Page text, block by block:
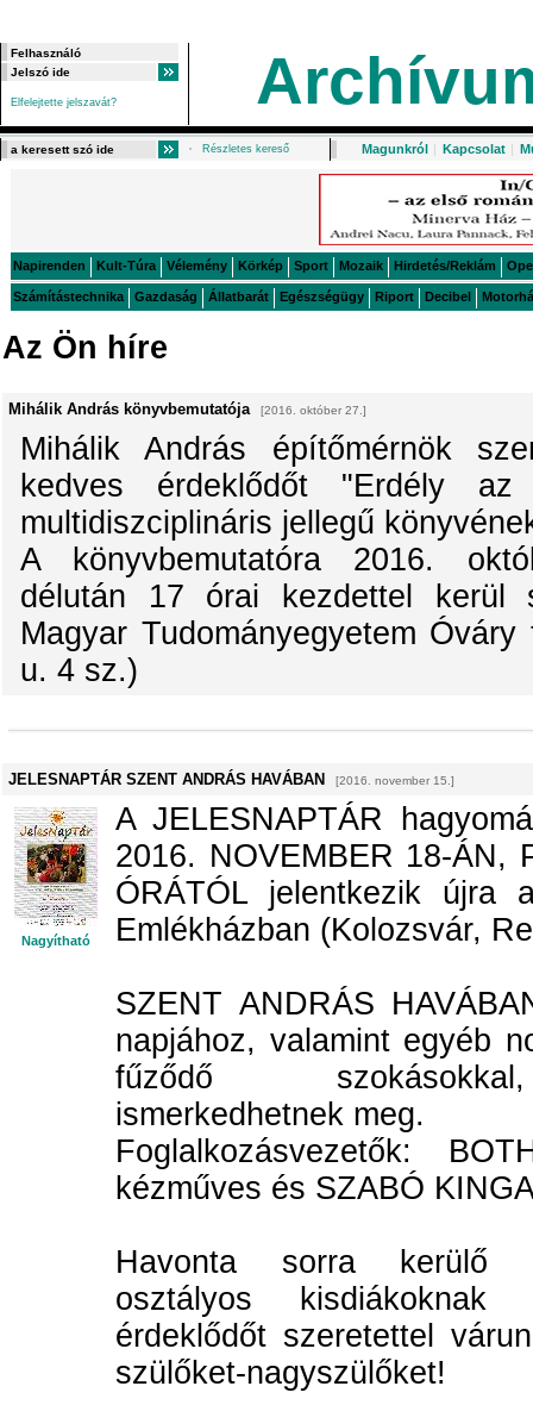
Elfelejtette jelszavát?
Részletes kereső Magunkról | Kapcsolat |
Napirenden Kult-Túra Vélemény Körkép Sport Mozaik Hirdetés/Reklám
Számítástechnika Gazdaság Állatbarát Egészségügy Riport Decibel
Az Ön híre
Mihálik András könyvbemutatója [2016. október 27.]
Mihálik András építőmérnök
kedves érdeklődőt "Erdély
multidiszciplináris jellegű
A könyvbemutatóra 2016.
délután 17 órai kezdettel kerül
Magyar Tudományegyetem
u. 4 sz.)
JELESNAPTÁR SZENT ANDRÁS HAVÁBAN [2016. november 15.]
Nagyítható
A JELESNAPTÁR
2016. NOVEMBER 18-ÁN,
ÓRÁTÓL jelentkezik újra
Emlékházban (Kolozsvár,
SZENT ANDRÁS
napjához, valamint egyéb
fűződő
ismerkedhetnek meg.
Foglalkozásvezetők:
kézműves és SZABÓ
Havonta sorra kerülő
osztályos
érdeklődőt szeretettel
szülőket-nagyszülőket!